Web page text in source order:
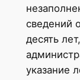
сведений
десять
указание